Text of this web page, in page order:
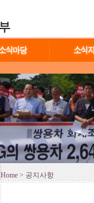
Home > 공지사항